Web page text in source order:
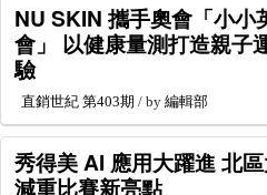
NU SKIN 攜手奧會「小小
會」 以健康量測打造親子
驗
直銷世紀 第403期 / by 編輯部
秀得美 AI 應用大躍進 北
減重比賽新亮點